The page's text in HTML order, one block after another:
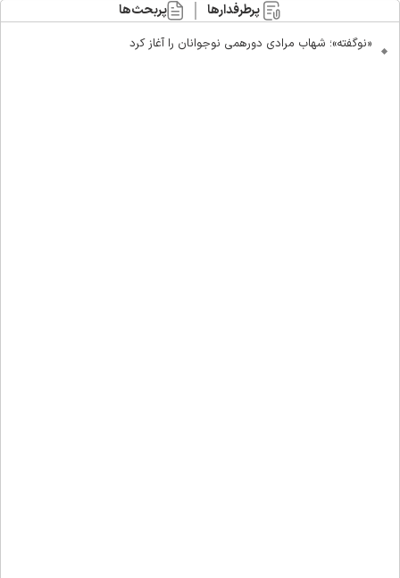
پرطرفدارها پربحث‌ها
«نوگفته»؛ شهاب مرادی دورهمی نوجوانان را آغاز کرد